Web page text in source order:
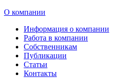
О компании
Информация о компании
Работа в компании
Собственникам
Публикации
Статьи
Контакты